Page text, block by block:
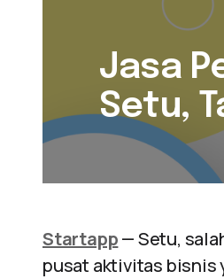
Jasa
Setu,
Startapp— Setu,
pusat aktivitas bisnis